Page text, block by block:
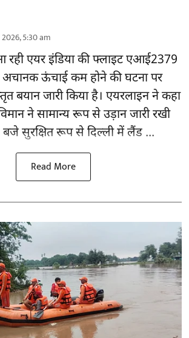
5:30 am
रही एयर इंडिया की फ्लाइट एआई2379
अचानक ऊंचाई कम होने की घटना पर
बयान जारी किया है। एयरलाइन ने कहा
ने सामान्य रूप से उड़ान जारी रखी
सुरक्षित रूप से दिल्ली में लैंड ...
Read More